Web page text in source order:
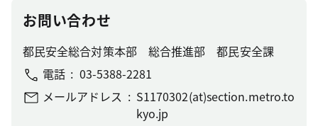
お問い合わせ
都民安全総合対策本部 総合推進部 都民安全課
電話
03-5388-2281
メールアドレス
S1170302(at)section.metro.to
kyo.jp